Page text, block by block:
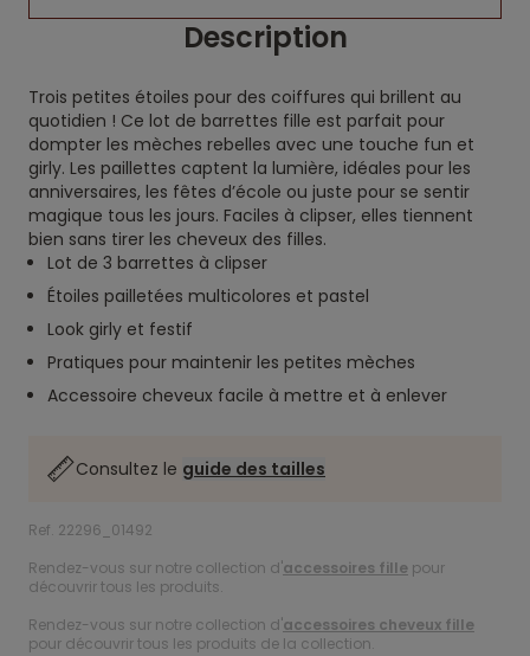
Description
Trois petites étoiles pour des coiffures qui brillent au
quotidien ! Ce lot de barrettes fille est parfait pour
dompter les mèches rebelles avec une touche fun et
girly. Les paillettes captent la lumière, idéales pour les
anniversaires, les fêtes d’école ou juste pour se sentir
magique tous les jours. Faciles à clipser, elles tiennent
bien sans tirer les cheveux des filles.
Lot de 3 barrettes à clipser
Étoiles pailletées multicolores et pastel
Look girly et festif
Pratiques pour maintenir les petites mèches
Accessoire cheveux facile à mettre et à enlever
Consultez le guide des tailles
Ref. 22296_01492
Rendez-vous sur notre collection d'accessoires fille pour
découvrir tous les produits.
Rendez-vous sur notre collection d'accessoires cheveux fille
pour découvrir tous les produits de la collection.